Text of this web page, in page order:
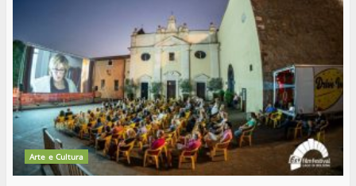
Arte e Cultura